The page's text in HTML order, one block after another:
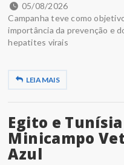
05/08/2026
Campanha teve como
importância da prevenção e
hepatites virais
LEIA MAIS
Egito e
Minicampo
Azul